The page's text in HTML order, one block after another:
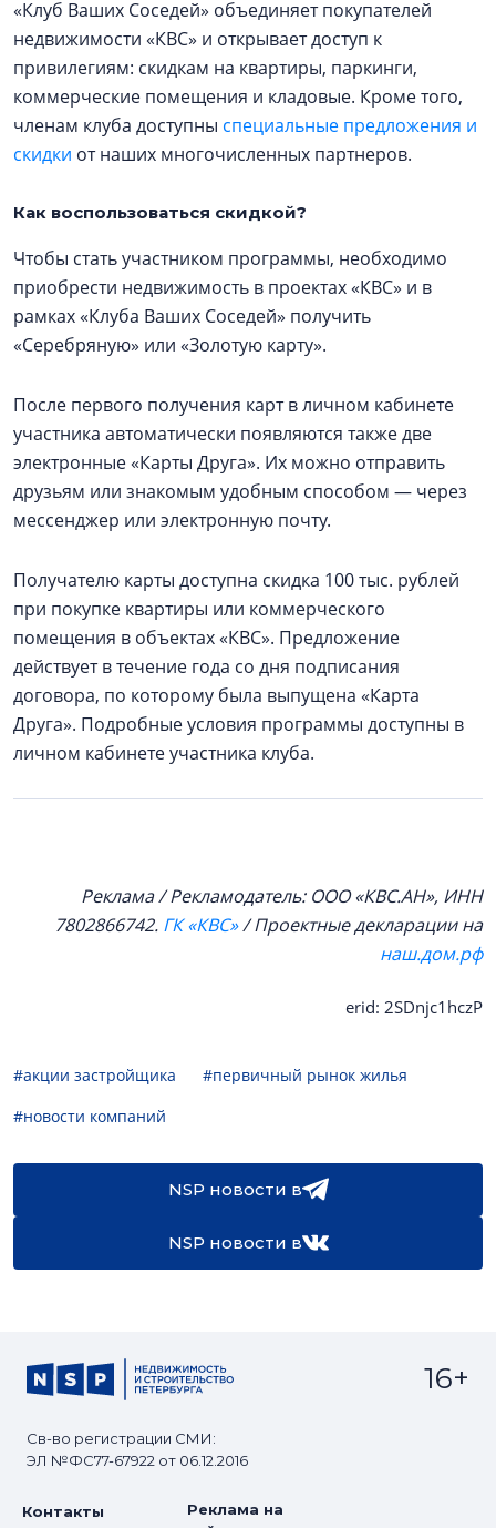
«Клуб Ваших Соседей» объединяет покупателей
недвижимости «КВС» и открывает доступ к
привилегиям: скидкам на квартиры, паркинги,
коммерческие помещения и кладовые. Кроме того,
членам клуба доступны специальные предложения и
скидки от наших многочисленных партнеров.
Как воспользоваться скидкой?
Чтобы стать участником программы, необходимо
приобрести недвижимость в проектах «КВС» и в
рамках «Клуба Ваших Соседей» получить
«Серебряную» или «Золотую карту».
После первого получения карт в личном кабинете
участника автоматически появляются также две
электронные «Карты Друга». Их можно отправить
друзьям или знакомым удобным способом — через
мессенджер или электронную почту.
Получателю карты доступна скидка 100 тыс. рублей
при покупке квартиры или коммерческого
помещения в объектах «КВС». Предложение
действует в течение года со дня подписания
договора, по которому была выпущена «Карта
Друга». Подробные условия программы доступны в
личном кабинете участника клуба.
Реклама / Рекламодатель: ООО «КВС.АН», ИНН
7802866742. ГК «КВС»/ Проектные декларации на
наш.дом.рф
erid: 2SDnjc1hczP
#акции застройщика
#первичный рынок жилья
#новости компаний
NSP новости в
NSP новости в
Св-во регистрации СМИ:
ЭЛ №ФС77-67922 от 06.12.2016
16+
Контакты
Реклама на